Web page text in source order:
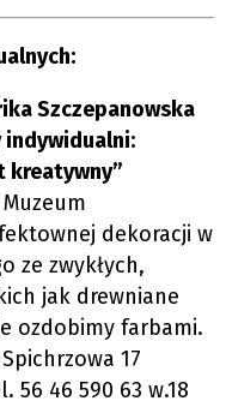
Szczepanowska
indywidualni:
kreatywny”
dekoracji w
ze zwykłych,
jak drewniane
ozdobimy farbami.
17
56 46 590 63 w.18